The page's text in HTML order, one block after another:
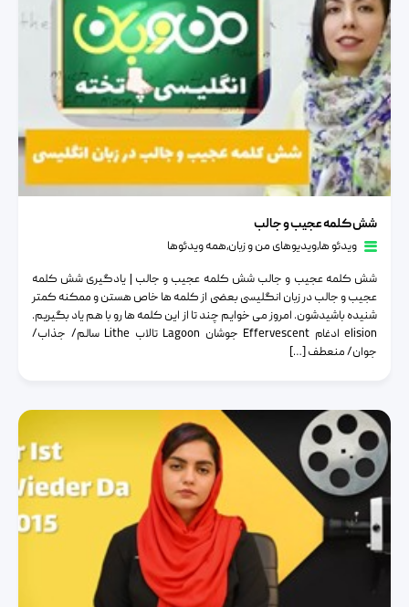
شش کلمه عجیب و جالب
ویدئو ها٫ویدیوهای من و زبان٫همه ویدئوها
شش کلمه عجیب و جالب شش کلمه عجیب و جالب | یادگیری شش کلمه
عجیب و جالب در زبان انگلیسی بعضی از کلمه ها خاص هستن و ممکنه کمتر
شنیده باشیدشون. امروز می خوایم چند تا از این کلمه ها رو با هم یاد بگیریم.
elision ادغام Effervescent جوشان Lagoon تالاب Lithe سالم/ جذاب/
جوان/ منعطف […]